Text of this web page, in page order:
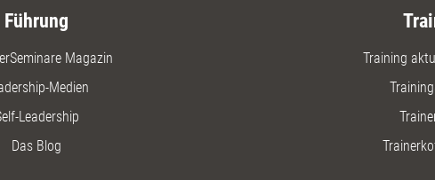
Führung
Magazin
Medien
Leadership
Das Blog
Training